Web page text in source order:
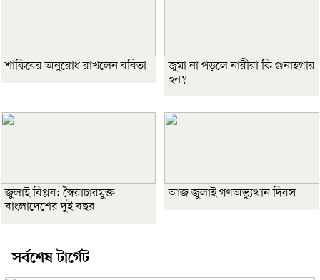
শাকিবের অনুরোধ রাখলেন ববিতা
জুমা না পড়লে নারীরা কি গুনাহগার
হন?
জুলাই বিপ্লব: স্বৈরাচারমুক্ত
বাংলাদেশের দুই বছর
আজ জুলাই গণঅভ্যুত্থান দিবস
সর্বশেষ টার্গেট